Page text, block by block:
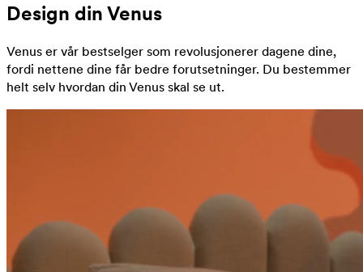
Design din Venus
Venus er vår bestselger som revolusjonerer dagene dine,
fordi nettene dine får bedre forutsetninger. Du bestemmer
helt selv hvordan din Venus skal se ut.